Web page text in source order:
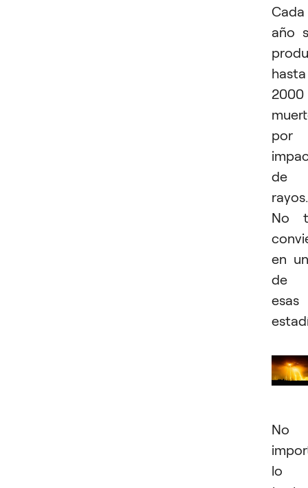
Cada
año
hasta
2000
por
de
rayos.
No
en
de
esas
No
lo